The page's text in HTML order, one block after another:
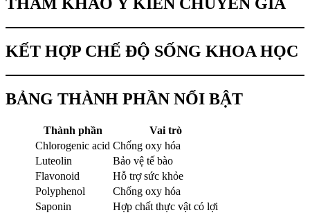
THAM KHẢO Ý KIẾN CHUYÊN GIA
KẾT HỢP CHẾ ĐỘ SỐNG KHOA HỌC
BẢNG THÀNH PHẦN NỔI BẬT
Thành phần
Vai trò
Chlorogenic acid Chống oxy hóa
Luteolin
Bảo vệ tế bào
Flavonoid
Hỗ trợ sức khỏe
Polyphenol
Chống oxy hóa
Saponin
Hợp chất thực vật có lợi